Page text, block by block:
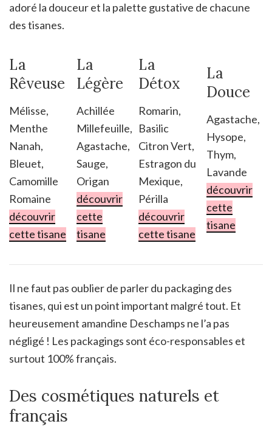
adoré la douceur et la palette gustative de chacune
des tisanes.
La
Rêveuse
Mélisse,
Menthe
Nanah,
Bleuet,
Camomille
Romaine
découvrir
cette tisane
La
Légère
Achillée
Millefeuille,
Agastache,
Sauge,
Origan
découvrir
cette
tisane
La
Détox
Romarin,
Basilic
Citron Vert,
Estragon du
Mexique,
Périlla
découvrir
cette tisane
La
Douce
Agastache,
Hysope,
Thym,
Lavande
découvrir
cette
tisane
Il ne faut pas oublier de parler du packaging des
tisanes, qui est un point important malgré tout. Et
heureusement amandine Deschamps ne l’a pas
négligé ! Les packagings sont éco-responsables et
surtout 100% français.
Des cosmétiques naturels et
français